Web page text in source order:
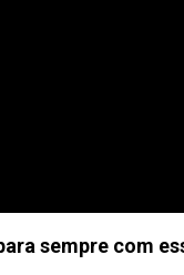
sempre com